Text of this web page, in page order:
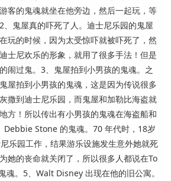
客的鬼魂就坐在他旁边，然后一起玩，等
、鬼屋真的吓死了人。迪士尼乐园的鬼屋
玩的时候，因为太受惊吓就被吓死了，然
士尼欢乐的形象，就用了很多手法！但是
闹过鬼。3、鬼屋拍到小男孩的鬼魂。之
屋拍到小男孩的鬼魂，这是因为传说很多
撒到迪士尼乐园，而鬼屋和加勒比海盗就
方！所以传出有小男孩的鬼魂在海盗船和
Debbie Stone 的鬼魂。70 年代时，18岁
乐园工作，结果游乐设施发生意外她就死
她的丧命就关闭了，所以很多人都说在To
。5、Walt Disney 出现在他的旧公寓。